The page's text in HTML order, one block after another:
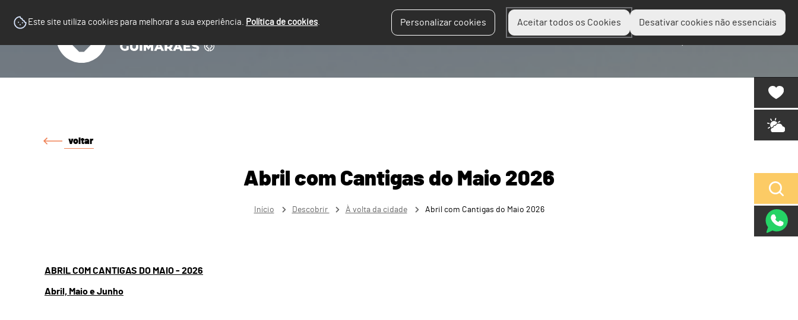
Este site utiliza cookies para melhorar a sua experiência. Política de cookies. Personalizar cookies Aceitar todos os Cookies Desativar cookies não essenciais
Planear Descobrir
voltar
Abril com Cantigas do Maio 2026
Início Descobrir À volta da cidade Abril com Cantigas do Maio 2026
ABRIL COM CANTIGAS DO MAIO - 2026
Abril, Maio e Junho